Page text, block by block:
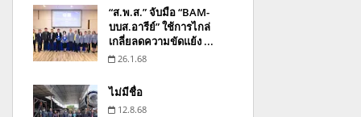
“ส.พ.ส.” จับมือ “BAM-
บบส.อารีย์” ใช้การไกล่
เกลี่ยลดความขัดแย้ง ...
26.1.68
ไม่มีชื่อ
12.8.68